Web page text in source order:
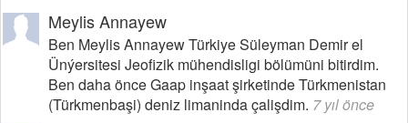
Meylis Annayew
Ben Meylis Annayew Türkiye Süleyman Demir el
Ünýersitesi Jeofizik mühendisligi bölümüni bitirdim.
Ben daha önce Gaap inşaat şirketinde Türkmenistan
(Türkmenbaşi) deniz limaninda çalişdim. 7 yıl önce